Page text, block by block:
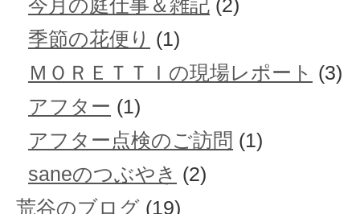
今月の庭仕事＆雑記 (2)
季節の花便り (1)
ＭＯＲＥＴＴＩの現場レポート (3)
アフター (1)
アフター点検のご訪問 (1)
saneのつぶやき (2)
荒谷のブログ (19)